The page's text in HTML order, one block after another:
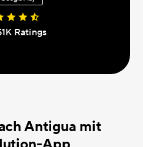
Ratings
Antigua mit